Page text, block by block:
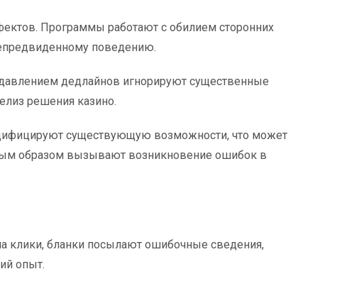
Программы работают с обилием сторонних
поведению.
дедлайнов игнорируют существенные
решения казино.
существующую возможности, что может
образом вызывают возникновение ошибок в
клики, бланки посылают ошибочные сведения,
опыт.